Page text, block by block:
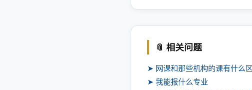
📎 相关问题
➤ 网课和那些机构的课有什么
➤ 我能报什么专业